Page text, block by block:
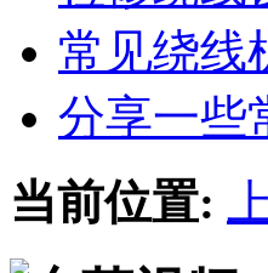
常见绕线
分享一些
当前位置: